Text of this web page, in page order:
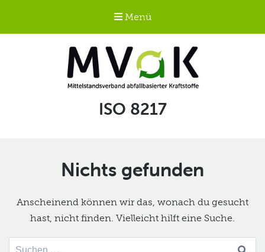
Menü
Mittelstandsverband
abfallbasierter
Schlagwort:
ISO 8217
Nichts gefunden
Anscheinend können wir das, wonach du gesucht
hast, nicht finden. Vielleicht hilft eine Suche.
Suche